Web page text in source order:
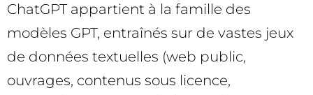
ChatGPT appartient à la famille des
modèles GPT, entraînés sur de vastes jeux
de données textuelles (web public,
ouvrages, contenus sous licence,